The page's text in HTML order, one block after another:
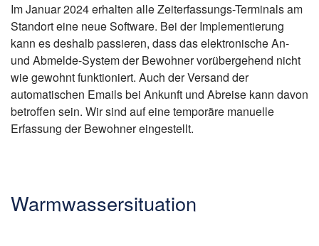
Im Januar 2024 erhalten alle Zeiterfassungs-Terminals am
Standort eine neue Software. Bei der Implementierung
kann es deshalb passieren, dass das elektronische An-
und Abmelde-System der Bewohner vorübergehend nicht
wie gewohnt funktioniert. Auch der Versand der
automatischen Emails bei Ankunft und Abreise kann davon
betroffen sein. Wir sind auf eine temporäre manuelle
Erfassung der Bewohner eingestellt.
Warmwassersituation